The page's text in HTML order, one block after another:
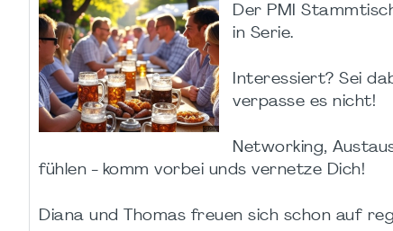
Der PMI
in Serie.
Interessiert? Sei
verpasse es nicht!
Networking,
fühlen - komm vorbei unds vernetze Dich!
Diana und Thomas freuen sich schon auf